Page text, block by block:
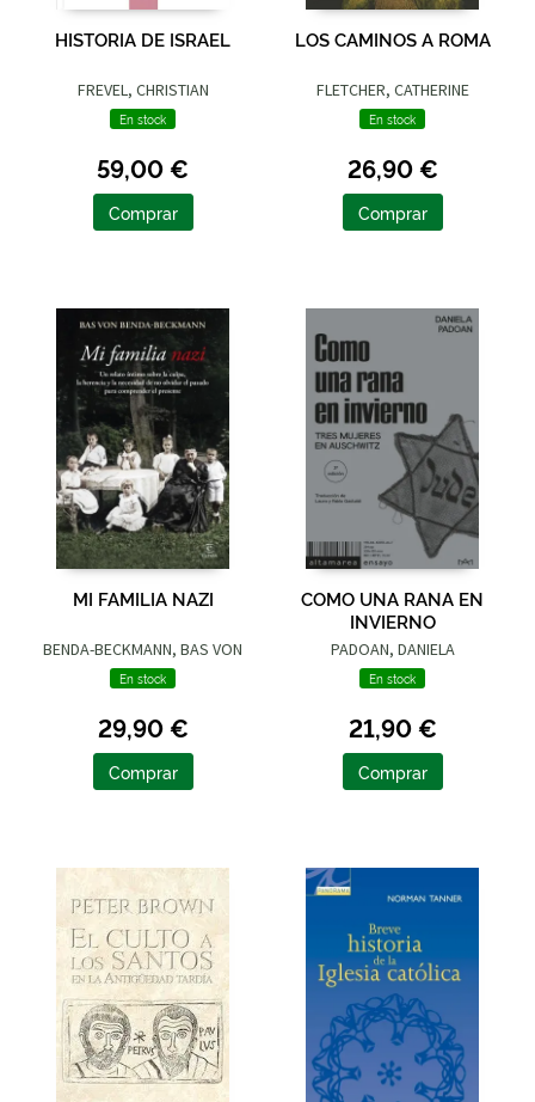
HISTORIA DE ISRAEL
FREVEL, CHRISTIAN
En stock
59,00 €
Comprar
LOS CAMINOS A ROMA
FLETCHER, CATHERINE
En stock
26,90 €
Comprar
MI FAMILIA NAZI
BENDA-BECKMANN, BAS VON
En stock
29,90 €
Comprar
COMO UNA RANA EN
INVIERNO
PADOAN, DANIELA
En stock
21,90 €
Comprar